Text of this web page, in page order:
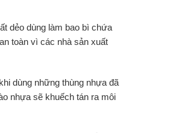
dẻo dùng làm bao bì chứa
toàn vì các nhà sản xuất
dùng những thùng nhựa đã
nhựa sẽ khuếch tán ra môi